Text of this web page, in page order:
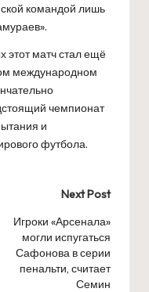
командой лишь
этот матч стал ещё
международном
чемпионат
и
футбола.
Next Post
Игроки «Арсенала»
могли испугаться
Сафонова в серии
пенальти, считает
Семин